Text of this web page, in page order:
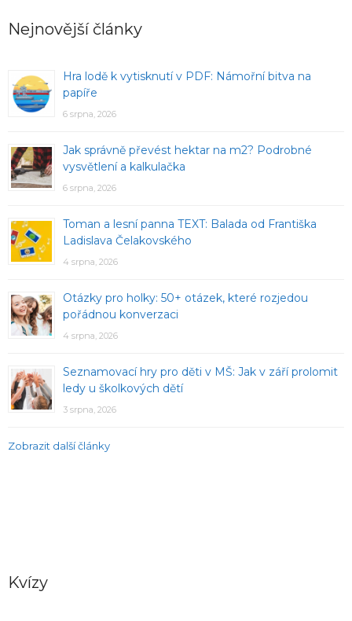
Nejnovější články
Hra lodě k vytisknutí v PDF: Námořní bitva na
papíře
6 srpna, 2026
Jak správně převést hektar na m2? Podrobné
vysvětlení a kalkulačka
6 srpna, 2026
Toman a lesní panna TEXT: Balada od Františka
Ladislava Čelakovského
4 srpna, 2026
Otázky pro holky: 50+ otázek, které rozjedou
pořádnou konverzaci
4 srpna, 2026
Seznamovací hry pro děti v MŠ: Jak v září prolomit
ledy u školkových dětí
3 srpna, 2026
Zobrazit další články
Kvízy